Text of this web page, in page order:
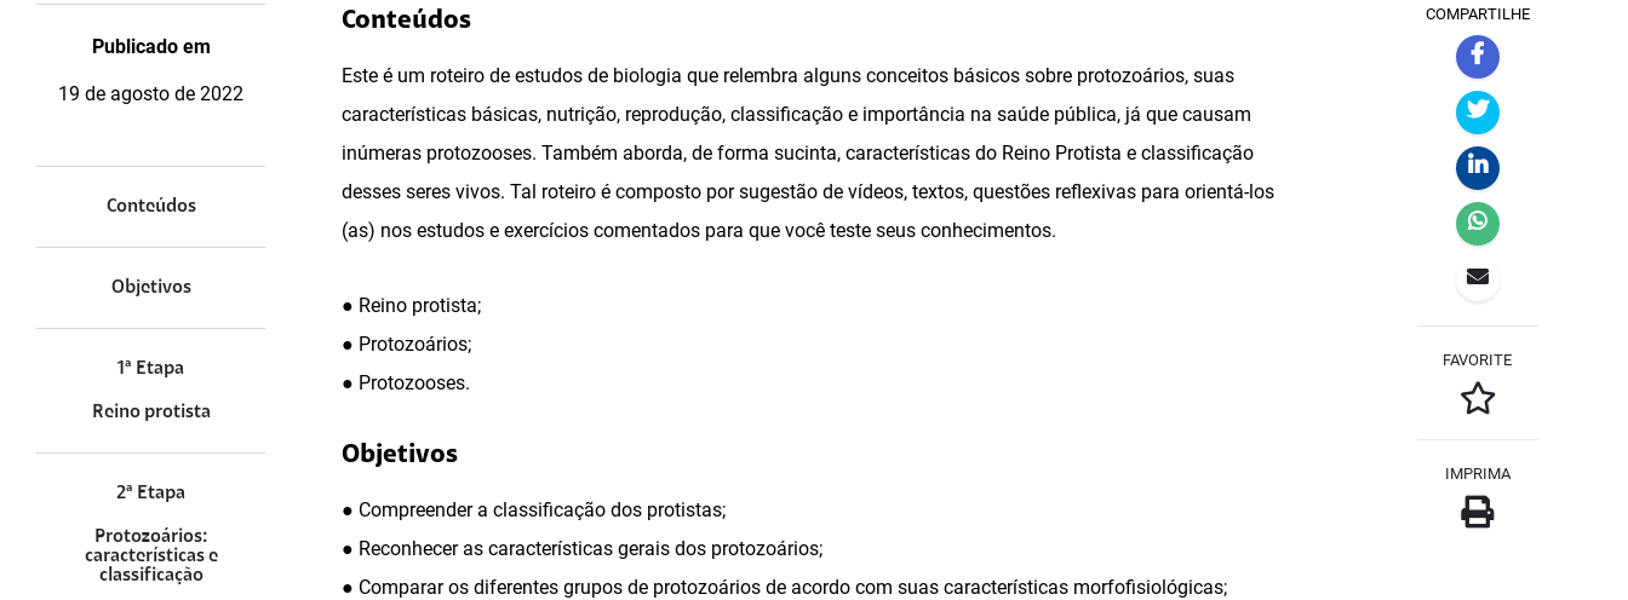
Publicado em
19 de agosto de 2022
Conteúdos
Objetivos
1ª Etapa
Reino protista
2ª Etapa
Protozoários:
características e
classificação
Conteúdos
Este é um roteiro de estudos de biologia que relembra alguns conceitos básicos sobre protozoários, suas
características básicas, nutrição, reprodução, classificação e importância na saúde pública, já que causam
inúmeras protozooses. Também aborda, de forma sucinta, características do Reino Protista e classificação
desses seres vivos. Tal roteiro é composto por sugestão de vídeos, textos, questões reflexivas para orientá-los
(as) nos estudos e exercícios comentados para que você teste seus conhecimentos.
● Reino protista;
● Protozoários;
● Protozooses.
Objetivos
● Compreender a classificação dos protistas;
● Reconhecer as características gerais dos protozoários;
● Comparar os diferentes grupos de protozoários de acordo com suas características morfofisiológicas;
COMPARTILHE
FAVORITE
IMPRIMA